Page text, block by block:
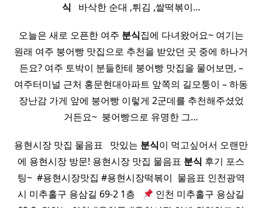
식 ​ ​ ​ 바삭한 순대 ,튀김 ,쌀떡볶이…
오늘은 새로 오픈한 여주 분식집에 다녀왔어요~ 여기는
원래 여주 붕어빵 맛집으로 추천을 받았던 곳 중에 하나거
든요? 여주 토박이 분들한테 붕어빵 맛집을 물어보면, –
여주터미널 근처 홍문현대아파트 앞쪽의 길모퉁이 – 하동
장난감 가게 앞에 붕어빵 이렇게 2군데를 추천해주셨었
거든요~ ​ 붕어빵으로 유명한 그…
용현시장 맛집 물음표 ​ ​ 맛있는 분식이 먹고싶어서 오랜만
에 용현시장 방문! 용현시장 맛집 물음표 분식 후기 포스
팅~ ​ #용현시장맛집 #용현시장떡볶이 ​ 물음표 인천광역
시 미추홀구 용삼길 69-2 1층 ​ ​
인천 미추홀구 용삼길